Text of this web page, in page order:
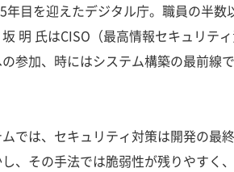
目を迎えたデジタル庁。職員の半数
明 氏はCISO（最高情報セキュリテ
参加、時にはシステム構築の最前線
では、セキュリティ対策は開発の最
、その手法では脆弱性が残りやすく